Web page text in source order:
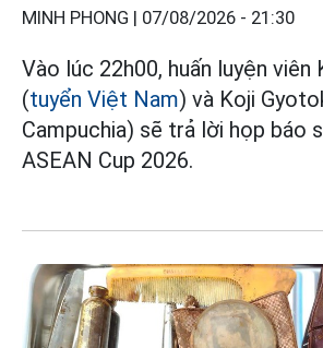
MINH PHONG | 07/08/2026 - 21:30
Vào lúc 22h00, huấn luyện viên
(tuyển Việt Nam) và Koji
Campuchia) sẽ trả lời họp báo
ASEAN Cup 2026.